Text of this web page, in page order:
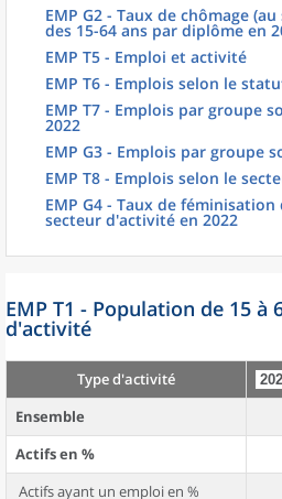
EMP G2 - Taux de chômage
des 15-64 ans par diplôme en
EMP T5 - Emploi et activité
EMP T6 - Emplois selon le
EMP T7 - Emplois par groupe
2022
EMP G3 - Emplois par groupe
EMP T8 - Emplois selon le
EMP G4 - Taux de
secteur d'activité en 2022
EMP T1 - Population de 15 à
d'activité
Type d'activité
Ensemble
Actifs en %
Actifs ayant un emploi en %